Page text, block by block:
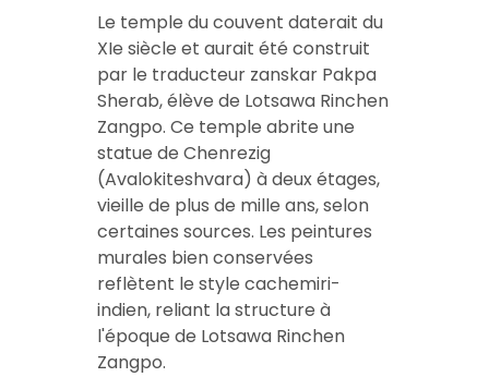
Le temple du couvent daterait du
XIe siècle et aurait été construit
par le traducteur zanskar Pakpa
Sherab, élève de Lotsawa Rinchen
Zangpo. Ce temple abrite une
statue de Chenrezig
(Avalokiteshvara) à deux étages,
vieille de plus de mille ans, selon
certaines sources. Les peintures
murales bien conservées
reflètent le style cachemiri-
indien, reliant la structure à
l'époque de Lotsawa Rinchen
Zangpo.